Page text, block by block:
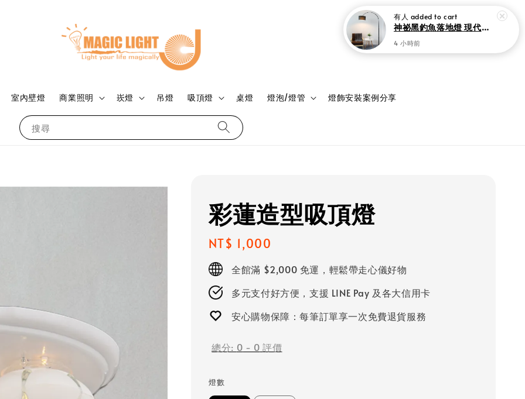
搜尋
室內壁燈 商業照明 崁燈 吊燈 吸頂燈 桌燈 燈泡/燈管 燈飾安裝案例分享
登入
彩蓮造型吸頂燈
Regular
price
NT$ 1,000
全館滿 $2,000 免運，輕鬆帶走心儀好物
多元支付好方便，支援 LINE Pay 及各大信用卡
安心購物保障：每筆訂單享一次免費退貨服務
總分: 0 - 0 評價
燈數